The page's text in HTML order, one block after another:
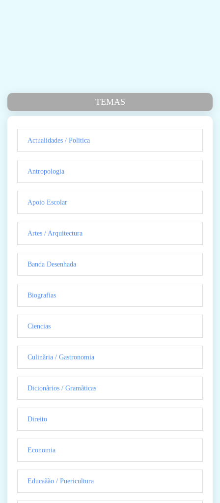
TEMAS
Actualidades / Politica
Antropologia
Apoio Escolar
Artes / Arquitectura
Banda Desenhada
Biografias
Ciencias
Culinãria / Gastronomia
Dicionãrios / Gramãticas
Direito
Economia
Educaãão / Puericultura